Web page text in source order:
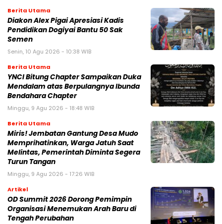
Berita Utama
Diakon Alex Pigai Apresiasi Kadis
Pendidikan Dogiyai Bantu 50 Sak
Semen
Senin, 10 Agu 2026 - 10:38 WIB
Berita Utama
YNCI Bitung Chapter Sampaikan Duka
Mendalam atas Berpulangnya Ibunda
Bendahara Chapter
Minggu, 9 Agu 2026 - 18:48 WIB
Berita Utama
Miris! Jembatan Gantung Desa Mudo
Memprihatinkan, Warga Jatuh Saat
Melintas, Pemerintah Diminta Segera
Turun Tangan
Minggu, 9 Agu 2026 - 17:26 WIB
Artikel
OD Summit 2026 Dorong Pemimpin
Organisasi Menemukan Arah Baru di
Tengah Perubahan